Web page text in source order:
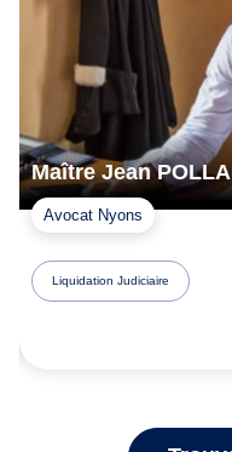
Maître Jean
Avocat Nyons
Liquidation Judiciaire